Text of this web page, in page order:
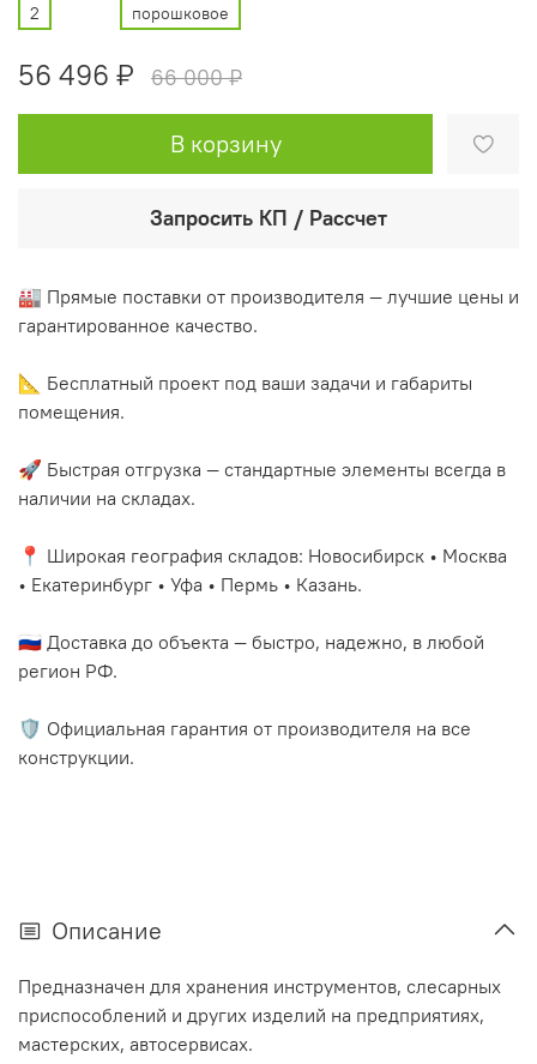
2
порошковое
56 496 ₽ 66 000 ₽
В корзину
Запросить КП / Рассчет
🏭 Прямые поставки от производителя — лучшие цены и
гарантированное качество.
📐 Бесплатный проект под ваши задачи и габариты
помещения.
🚀 Быстрая отгрузка — стандартные элементы всегда в
наличии на складах.
📍 Широкая география складов: Новосибирск • Москва
• Екатеринбург • Уфа • Пермь • Казань.
🇷🇺 Доставка до объекта — быстро, надежно, в любой
регион РФ.
🛡️ Официальная гарантия от производителя на все
конструкции.
Описание
Предназначен для хранения инструментов, слесарных
приспособлений и других изделий на предприятиях,
мастерских, автосервисах.